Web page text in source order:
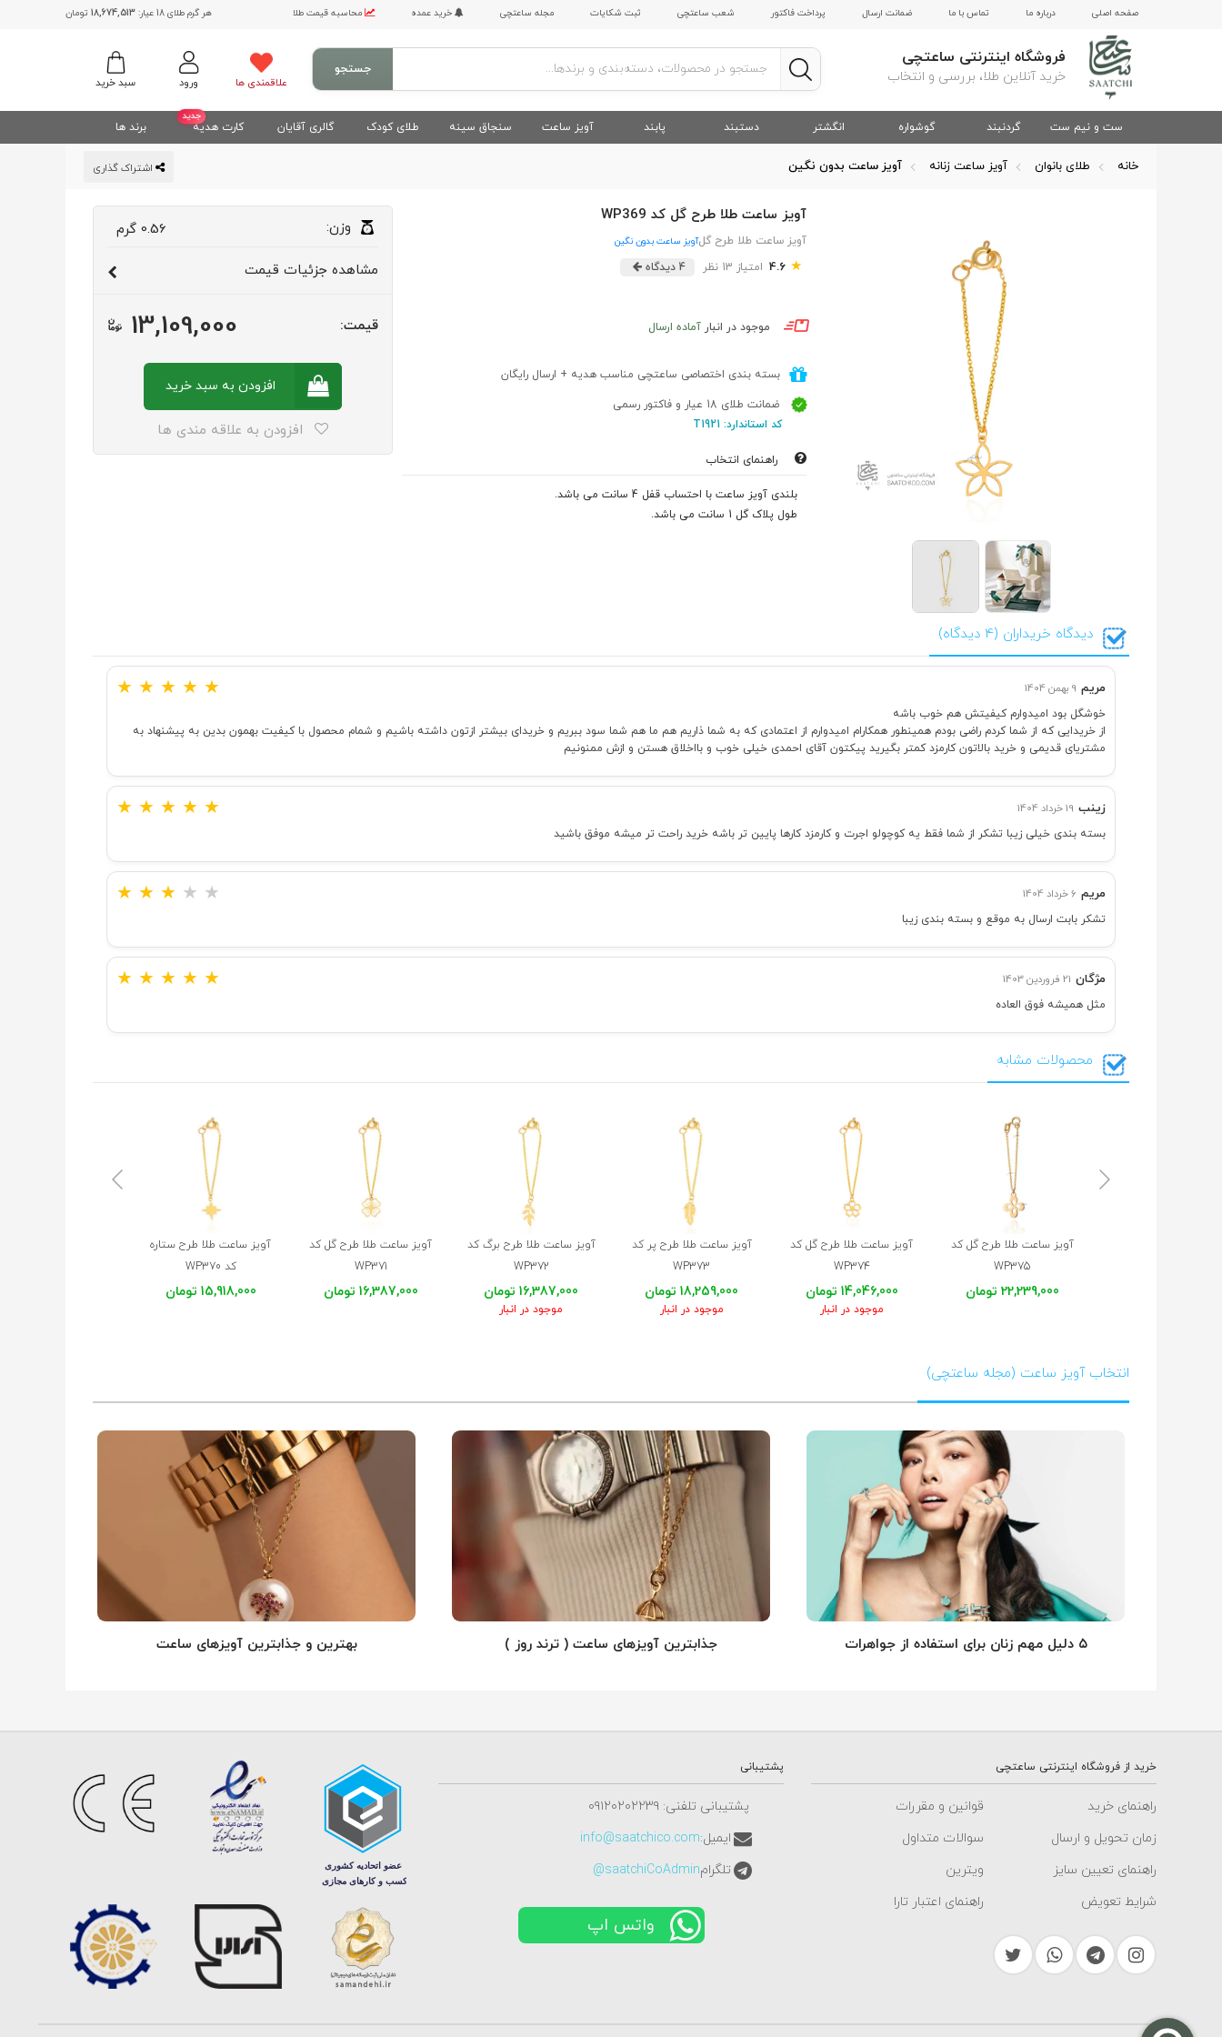
صفحه اصلی درباره ما تماس با ما ضمانت ارسال پرداخت فاکتور شعب ساعتچی ثبت شکایات مجله ساعتچی خرید عمده محاسبه قیمت طلا هر گرم طلای 18 عیار: 18,674,513 تومان
فروشگاه اینترنتی ساعتچی
خرید آنلاین طلا، بررسی و انتخاب سبد خرید ورود علاقمندی ها
جستجو
ست و نیم ست گردنبند گوشواره انگشتر دستبند پابند آویز ساعت سنجاق سینه طلای کودک گالری آقایان
جدید
کارت هدیه برند ها
خانه طلای بانوان آویز ساعت زنانه آویز ساعت بدون نگین
آویز ساعت طلا طرح گل کد WP369
آویز ساعت طلا طرح گلآویز ساعت بدون نگین
★
4.6 امتیاز 13 نظر 4 دیدگاه
موجود در انبار آماده ارسال
بسته بندی اختصاصی ساعتچی مناسب هدیه + ارسال رایگان
ضمانت طلای 18 عیار و فاکتور رسمی
کد استاندارد: T1921
راهنمای انتخاب
بلندی آویز ساعت با احتساب قفل 4 سانت می باشد.
طول پلاک گل 1 سانت می باشد.
وزن: 0.56 گرم
مشاهده جزئیات قیمت
قیمت: 13,109,000
افزودن به سبدخرید
افزودن به علاقه مندی ها
دیدگاه خریداران (4 دیدگاه)
مریم 9 بهمن 1404 ★ ★ ★ ★ ★
خوشگل بود امیدوارم کیفیتش هم خوب باشه
از خریدایی که از شما کردم راضی بودم همینطور همکارام امیدوارم از اعتمادی که به شما ذاریم هم ما هم شما سود ببریم و خریدای بیشتر ازتون داشته باشیم و شمام محصول با کیفیت بهمون بدین به پیشنهاد به
مشتریای قدیمی و خرید بالاتون کارمزد کمتر بگیرید پیکتون آقای احمدی خیلی خوب و بااخلاق هستن و ازش ممنونیم
زینب 19 خرداد 1404 ★ ★ ★ ★ ★
بسته بندی خیلی زیبا تشکر از شما فقط یه کوچولو اجرت و کارمزد کارها پایین تر باشه خرید راحت تر میشه موفق باشید
مریم 6 خرداد 1404 ★ ★ ★ ★ ★
تشکر بابت ارسال به موقع و بسته بندی زیبا
مژگان 21 فروردین 1403 ★ ★ ★ ★ ★
مثل همیشه فوق العاده
محصولات مشابه
آویز ساعت طلا طرح گل کد
WP375
22,239,000 تومان
آویز ساعت طلا طرح گل کد
WP374
14,046,000 تومان
موجود در انبار
آویز ساعت طلا طرح پر کد
WP373
18,259,000 تومان
موجود در انبار
آویز ساعت طلا طرح برگ کد
WP372
16,387,000 تومان
موجود در انبار
آویز ساعت طلا طرح گل کد
WP371
16,387,000 تومان
آویز ساعت طلا طرح ستاره
کد WP370
15,918,000 تومان
انتخاب آویز ساعت (مجله ساعتچی)
۵ دلیل مهم زنان برای استفاده از جواهرات جذابترین آویزهای ساعت ( ترند روز ) بهترین و جذابترین آویزهای ساعت
خرید از فروشگاه اینترنتی ساعتچی
راهنمای خرید
قوانین و مقررات
زمان تحویل و ارسال
سوالات متداول
راهنمای تعیین سایز
ویترین
شرایط تعویض
راهنمای اعتبار تارا
پشتیبانی
پشتیبانی تلفنی: ٠٩١٢٠٢٠٢٢٣٩
ایمیل:info@saatchico.com
تلگرامsaatchiCoAdmin@
واتس اپ